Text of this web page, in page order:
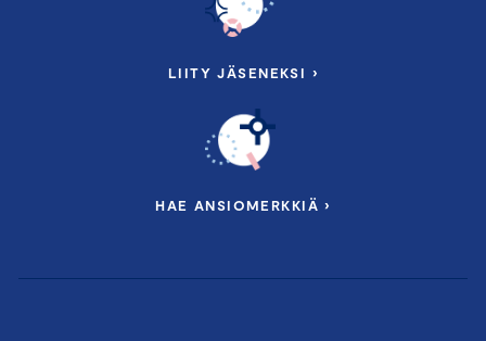
LIITY JÄSENEKSI ›
HAE ANSIOMERKKIÄ ›